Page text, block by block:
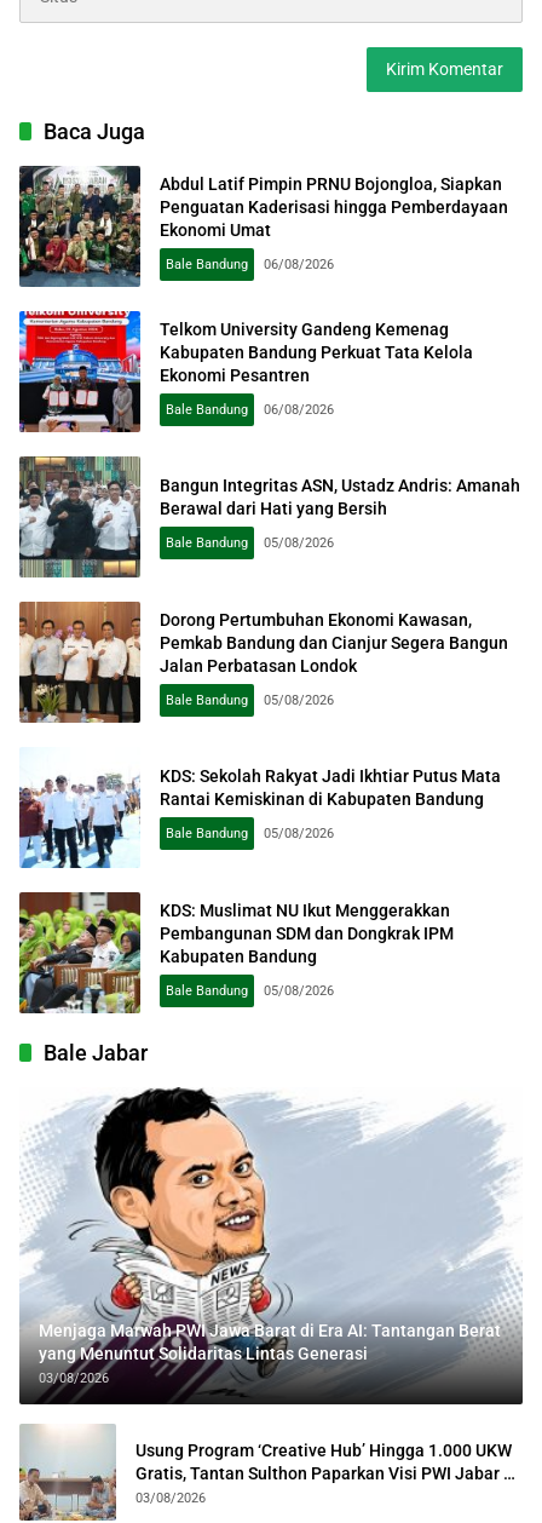
Baca Juga
Abdul Latif Pimpin PRNU Bojongloa, Siapkan
Penguatan Kaderisasi hingga Pemberdayaan
Ekonomi Umat
Bale Bandung 06/08/2026
Telkom University Gandeng Kemenag
Kabupaten Bandung Perkuat Tata Kelola
Ekonomi Pesantren
Bale Bandung 06/08/2026
Bangun Integritas ASN, Ustadz Andris: Amanah
Berawal dari Hati yang Bersih
Bale Bandung 05/08/2026
Dorong Pertumbuhan Ekonomi Kawasan,
Pemkab Bandung dan Cianjur Segera Bangun
Jalan Perbatasan Londok
Bale Bandung 05/08/2026
KDS: Sekolah Rakyat Jadi Ikhtiar Putus Mata
Rantai Kemiskinan di Kabupaten Bandung
Bale Bandung 05/08/2026
KDS: Muslimat NU Ikut Menggerakkan
Pembangunan SDM dan Dongkrak IPM
Kabupaten Bandung
Bale Bandung 05/08/2026
Bale Jabar
Menjaga Marwah PWI Jawa Barat di Era AI: Tantangan Berat
yang Menuntut Solidaritas Lintas Generasi
03/08/2026
Usung Program ‘Creative Hub’ Hingga 1.000 UKW
Gratis, Tantan Sulthon Paparkan Visi PWI Jabar di
Kota Bogor
03/08/2026